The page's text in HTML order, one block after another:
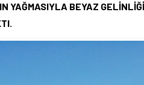
YAĞMASIYLA BEYAZ